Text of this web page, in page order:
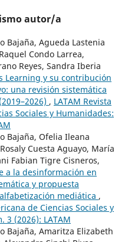
autor/a
Bajaña, Agueda Lastenia
Condo Larrea,
Reyes, Sandra Iberia
Learning y su contribución
una revisión sistemática
, LATAM Revista
Sociales y Humanidades:
Bajaña, Ofelia Ileana
Cuesta Aguayo, María
Fabian Tigre Cisneros,
a la desinformación en
y propuesta
mediática ,
de Ciencias Sociales y
3 (2026): LATAM
Bajaña, Amaritza Elizabeth